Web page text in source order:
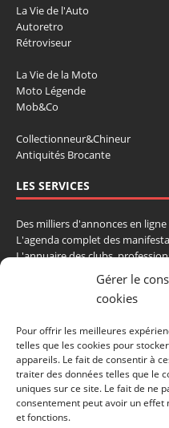
Gérer le
cookies
Pour offrir les meilleures
telles que les cookies pour
appareils. Le fait de consentir à
traiter des données telles que le
uniques sur ce site. Le fait de ne
consentement peut avoir un
et fonctions.
La Vie de l'Auto
Autoretro
Rétroviseur
La Vie de la Moto
Moto Légende
Mob&Co
Collectionneur&Chineur
Antiquités Brocante
LES SERVICES
Des milliers d'annonces en ligne
L'agenda complet des
L'annuaire des clubs,
La cote et les ventes aux
La Boutique du Collectionneur
CONTACTEZ-NOUS
LA VIE DE L'AUTO
BP 40419
77309 Fontainebleau Cedex